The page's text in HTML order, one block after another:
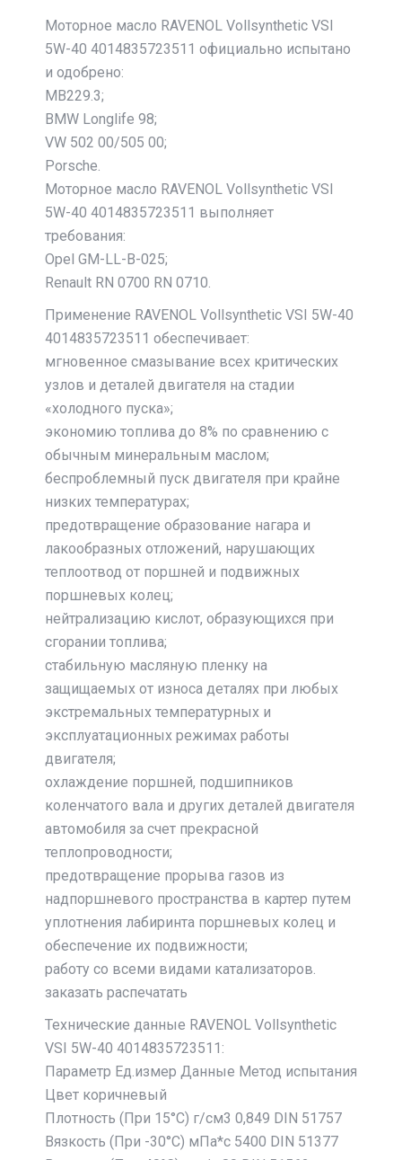
Моторное масло RAVENOL Vollsynthetic VSI
5W-40 4014835723511 официально испытано
и одобрено:
MB229.3;
BMW Longlife 98;
VW 502 00/505 00;
Porsche.
Моторное масло RAVENOL Vollsynthetic VSI
5W-40 4014835723511 выполняет
требования:
Opel GM-LL-B-025;
Renault RN 0700 RN 0710.
Применение RAVENOL Vollsynthetic VSI 5W-40
4014835723511 обеспечивает:
мгновенное смазывание всех критических
узлов и деталей двигателя на стадии
«холодного пуска»;
экономию топлива до 8% по сравнению с
обычным минеральным маслом;
беспроблемный пуск двигателя при крайне
низких температурах;
предотвращение образование нагара и
лакообразных отложений, нарушающих
теплоотвод от поршней и подвижных
поршневых колец;
нейтрализацию кислот, образующихся при
сгорании топлива;
стабильную масляную пленку на
защищаемых от износа деталях при любых
экстремальных температурных и
эксплуатационных режимах работы
двигателя;
охлаждение поршней, подшипников
коленчатого вала и других деталей двигателя
автомобиля за счет прекрасной
теплопроводности;
предотвращение прорыва газов из
надпоршневого пространства в картер путем
уплотнения лабиринта поршневых колец и
обеспечение их подвижности;
работу со всеми видами катализаторов.
заказать распечатать
Технические данные RAVENOL Vollsynthetic
VSI 5W-40 4014835723511:
Параметр Ед.измер Данные Метод испытания
Цвет коричневый
Плотность (При 15°C) г/cм3 0,849 DIN 51757
Вязкость (При -30°C) мПа*с 5400 DIN 51377